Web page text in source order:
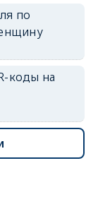
по
коды на